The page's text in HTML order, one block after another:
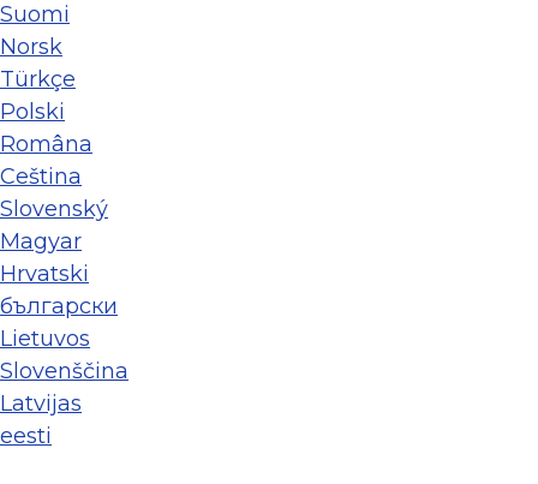
Suomi
Norsk
Türkçe
Polski
Româna
Ceština
Slovenský
Magyar
Hrvatski
български
Lietuvos
Slovenščina
Latvijas
eesti